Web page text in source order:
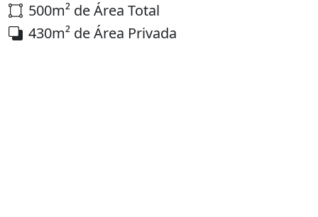
500m² de Área Total
430m² de Área Privada